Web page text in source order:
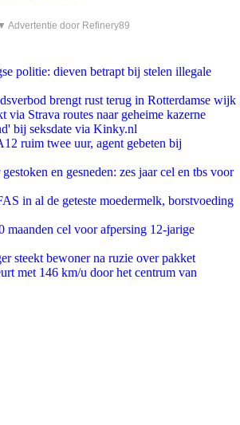
Advertentie door Refinery89
politie: dieven betrapt bij stelen illegale
brengt rust terug in Rotterdamse wijk
via Strava routes naar geheime kazerne
bij seksdate via Kinky.nl
ruim twee uur, agent gebeten bij
en gesneden: zes jaar cel en tbs voor
in al de geteste moedermelk, borstvoeding
cel voor afpersing 12-jarige
steekt bewoner na ruzie over pakket
met 146 km/u door het centrum van